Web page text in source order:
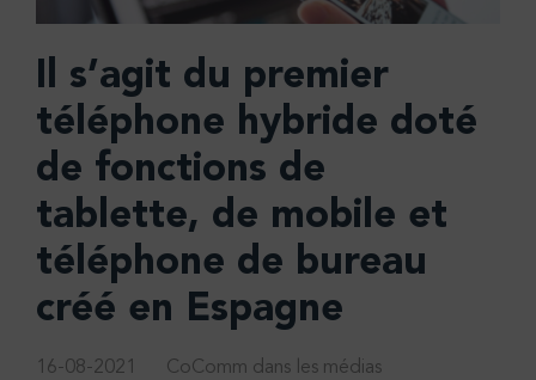
Il s’agit du premier
téléphone hybride doté
de fonctions de
tablette, de mobile et
téléphone de bureau
créé en Espagne
16-08-2021 CoComm dans les médias